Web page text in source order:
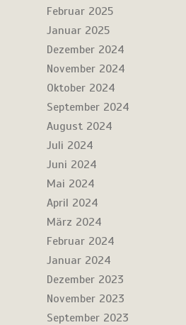
Februar 2025
Januar 2025
Dezember 2024
November 2024
Oktober 2024
September 2024
August 2024
Juli 2024
Juni 2024
Mai 2024
April 2024
März 2024
Februar 2024
Januar 2024
Dezember 2023
November 2023
September 2023